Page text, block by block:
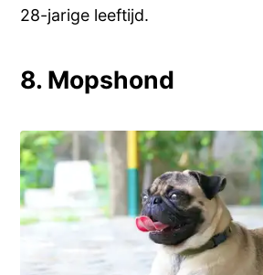
28-jarige leeftijd.
8. Mopshond